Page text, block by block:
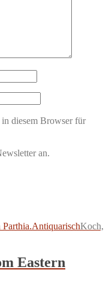
diesem Browser für
an.
AntiquarischKoch,
Eastern